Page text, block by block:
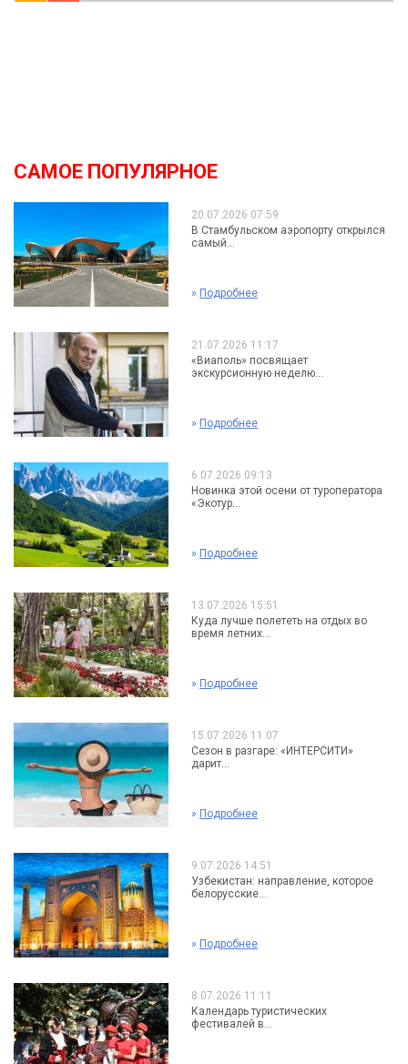
САМОЕ ПОПУЛЯРНОЕ
20.07.2026 07:59
В Стамбульском аэропорту открылся
самый...
» Подробнее
21.07.2026 11:17
«Виаполь» посвящает
экскурсионную неделю...
» Подробнее
6.07.2026 09:13
Новинка этой осени от туроператора
«Экотур...
» Подробнее
13.07.2026 15:51
Куда лучше полететь на отдых во
время летних...
» Подробнее
15.07.2026 11:07
Сезон в разгаре: «ИНТЕРСИТИ»
дарит...
» Подробнее
9.07.2026 14:51
Узбекистан: направление, которое
белорусские...
» Подробнее
8.07.2026 11:11
Календарь туристических
фестивалей в...